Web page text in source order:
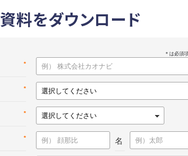
資料をダウンロード
*
*
*
* 名